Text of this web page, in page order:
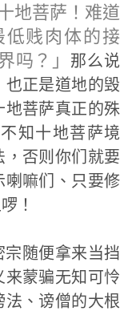
地菩萨！难道
贱肉体的接
吗？」
那么说
也正是道地的毁
地菩萨真正的殊
知十地菩萨境
，否则你们就要
喇嘛们、只要修
！
随便拿来当挡
来蒙骗无知可怜
法、谤僧的大根